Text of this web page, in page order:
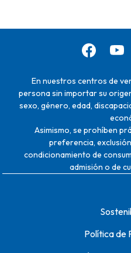
En nuestros centros de
persona sin importar su
sexo, género, edad,
Asimismo, se prohíben
preferencia,
condicionamiento de
admisión o de
Política de